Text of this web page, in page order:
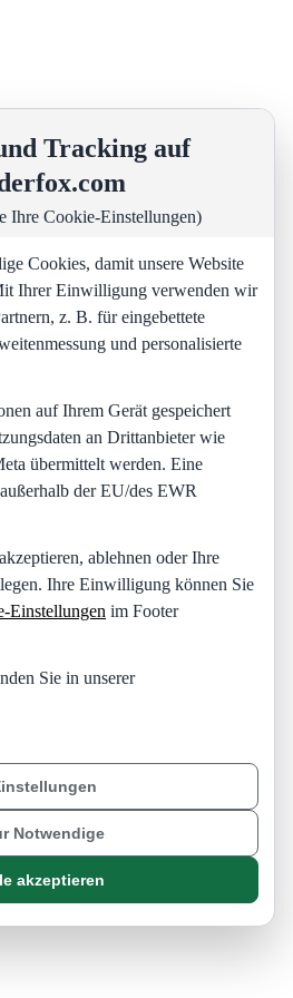
Tracking auf
Ihre Cookie-Einstellungen)
Cookies, damit unsere Website
Ihrer Einwilligung verwenden wir
z. B. für eingebettete
und personalisierte
auf Ihrem Gerät gespeichert
an Drittanbieter wie
übermittelt werden. Eine
der EU/des EWR
ablehnen oder Ihre
Ihre Einwilligung können Sie
Einstellungen im Footer
Sie in unserer
Notwendige
akzeptieren